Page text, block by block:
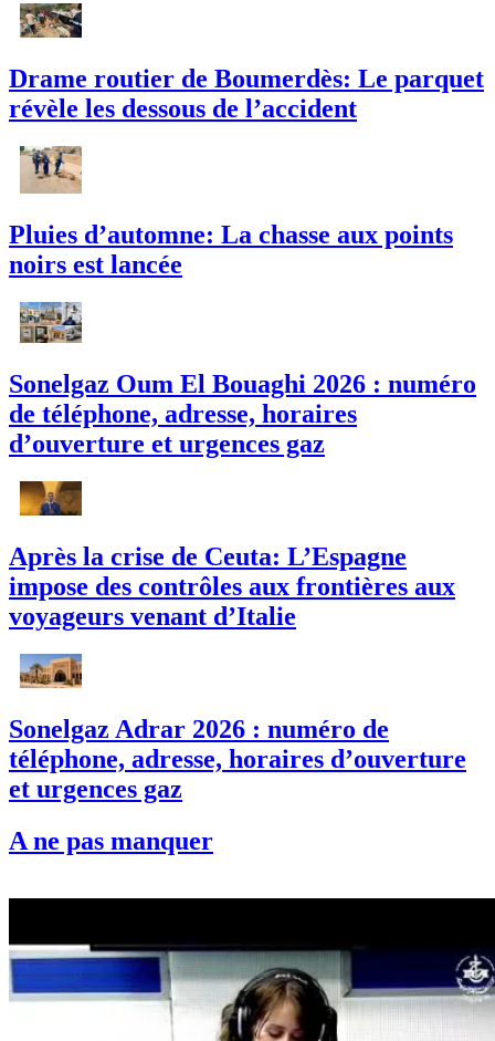
Drame routier de Boumerdès: Le parquet
révèle les dessous de l’accident
Pluies d’automne: La chasse aux points
noirs est lancée
Sonelgaz Oum El Bouaghi 2026 : numéro
de téléphone, adresse, horaires
d’ouverture et urgences gaz
Après la crise de Ceuta: L’Espagne
impose des contrôles aux frontières aux
voyageurs venant d’Italie
Sonelgaz Adrar 2026 : numéro de
téléphone, adresse, horaires d’ouverture
et urgences gaz
A ne pas manquer